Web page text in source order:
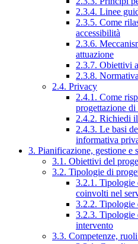
2.3.4. Linee
2.3.5. Come
accessibilità
2.3.6.
attuazione
2.3.7. Obiettivi
2.3.8.
2.4. Privacy
2.4.1. Come
progettazione
2.4.2. Richiedi
2.4.3. Le basi
informativa
3. Pianificazione, gestione e
3.1. Obiettivi del
3.2. Tipologie di
3.2.1. Tipologie
coinvolti nel
3.2.2. Tipologie
3.2.3. Tipologie
intervento
3.3. Competenze,